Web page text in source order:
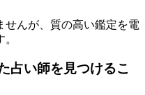
せんが、質の高い鑑定を電
占い師を見つけるこ